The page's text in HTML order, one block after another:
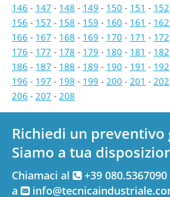
146 - 147 - 148 - 149 - 150 - 151 - 152
156 - 157 - 158 - 159 - 160 - 161 - 162
166 - 167 - 168 - 169 - 170 - 171 - 172
176 - 177 - 178 - 179 - 180 - 181 - 182
186 - 187 - 188 - 189 - 190 - 191 - 192
196 - 197 - 198 - 199 - 200 - 201 - 202
206 - 207 - 208
Richiedi un preventivo
Siamo a tua
Chiamaci al
+39
a